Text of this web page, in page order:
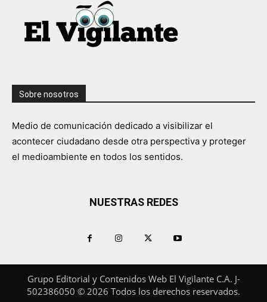
Sobre nosotros
Medio de comunicación dedicado a visibilizar el
acontecer ciudadano desde otra perspectiva y proteger
el medioambiente en todos los sentidos.
NUESTRAS REDES
Grupo Editorial y Contenidos Web El Vigilante C.A. J-
502386050 © 2026 Todos los derechos reservados.